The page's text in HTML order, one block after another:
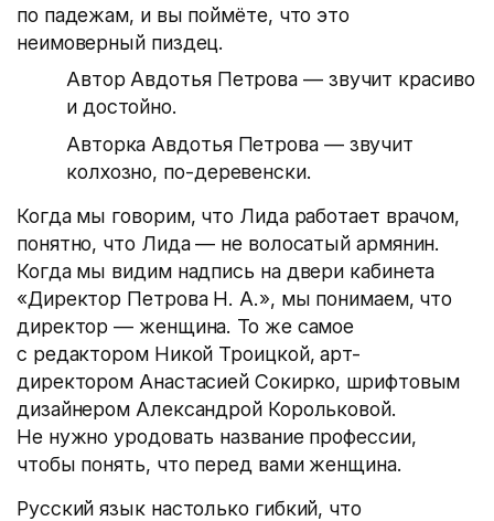
по падежам, и вы поймёте, что это
неимоверный пиздец.
Автор Авдотья Петрова — звучит красиво
и достойно.
Авторка Авдотья Петрова — звучит
колхозно, по-деревенски.
Когда мы говорим, что Лида работает врачом,
понятно, что Лида — не волосатый армянин.
Когда мы видим надпись на двери кабинета
«Директор Петрова Н. А.», мы понимаем, что
директор — женщина. То же самое
с редактором Никой Троицкой, арт-
директором Анастасией Сокирко, шрифтовым
дизайнером Александрой Корольковой.
Не нужно уродовать название профессии,
чтобы понять, что перед вами женщина.
Русский язык настолько гибкий, что